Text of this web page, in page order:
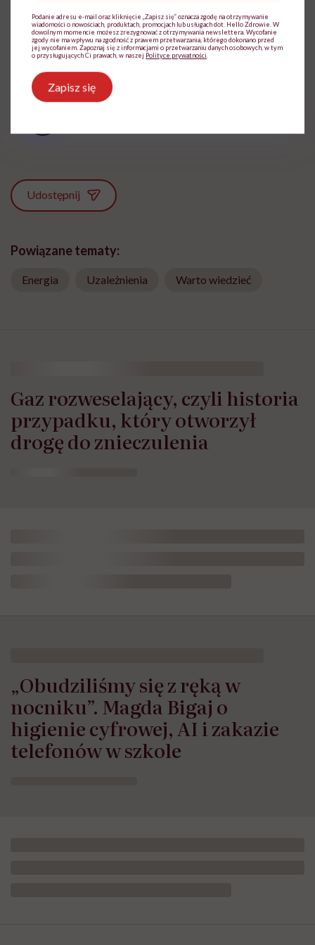
Milena Bizoń
Udostępnij
Powiązane tematy:
Energia Uzależnienia Warto wiedzieć
Gaz rozweselający, czyli historia
przypadku, który otworzył
drogę do znieczulenia
„Obudziliśmy się z ręką w
nocniku”. Magda Bigaj o
higienie cyfrowej, AI i zakazie
telefonów w szkole
Podanie adresu e-mail oraz kliknięcie „Zapisz się” oznacza zgodę na otrzymywanie
wiadomości o nowościach, produktach, promocjach lub usługach dot. Hello Zdrowie. W
dowolnym momencie możesz zrezygnować z otrzymywania newslettera. Wycofanie
zgody nie ma wpływu na zgodność z prawem przetwarzania, którego dokonano przed
jej wycofaniem. Zapoznaj się z informacjami o przetwarzaniu danych osobowych, w tym
o przysługujących Ci prawach, w naszej Polityce prywatności
Zapisz się